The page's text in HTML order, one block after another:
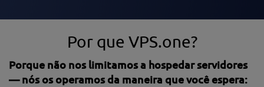
Por que VPS.one?
Porque não nos limitamos a hospedar servidores
— nós os operamos da maneira que você espera: